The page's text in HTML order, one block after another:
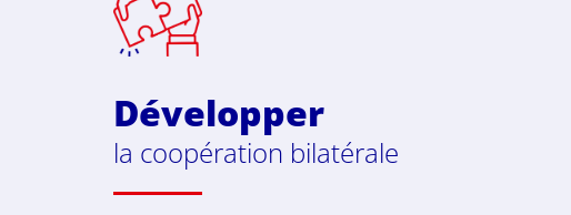
Développer
la coopération bilatérale